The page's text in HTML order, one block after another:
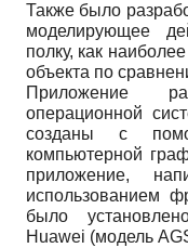
Также было
моделирующее
полку, как
объекта по
Приложение
операционной
созданы с
компьютерной
приложение,
использованием
было
Huawei (модель